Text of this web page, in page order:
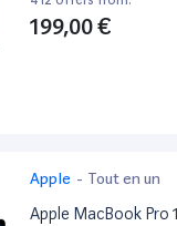
199,00 €
Apple - Tout en un
Apple MacBook Pro